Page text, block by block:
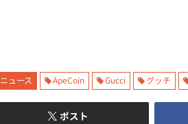
ニュース ApeCoin Gucci グッチ
ポスト